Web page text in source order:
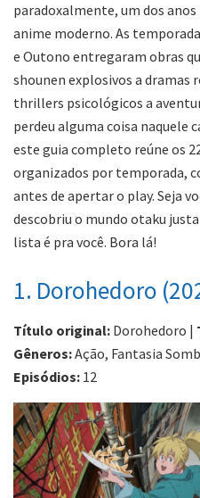
paradoxalmente, um dos
anime moderno. As
e Outono entregaram obras
shounen explosivos a dramas
thrillers psicológicos a
perdeu alguma coisa naquele
este guia completo reúne os
organizados por temporada,
antes de apertar o play. Seja
descobriu o mundo otaku
lista é pra você. Bora lá!
1. Dorohedoro
Título original: Dorohedoro |
Gêneros:Ação, Fantasia
Episódios: 12